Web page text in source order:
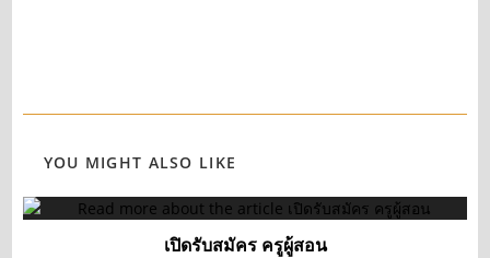
YOU MIGHT ALSO LIKE
เปิดรับสมัคร ครูผู้สอน